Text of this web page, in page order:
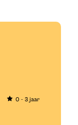
0 - 3 jaar